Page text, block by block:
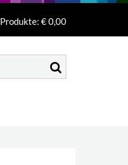
Produkte: € 0,00